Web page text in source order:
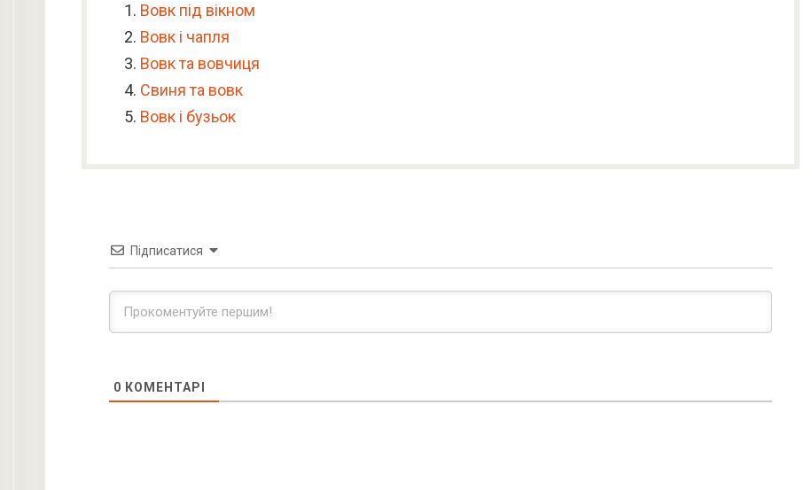
Вовк під вікном
Вовк і чапля
Вовк та вовчиця
Свиня та вовк
Вовк і бузьок
Підписатися
0 КОМЕНТАРІ